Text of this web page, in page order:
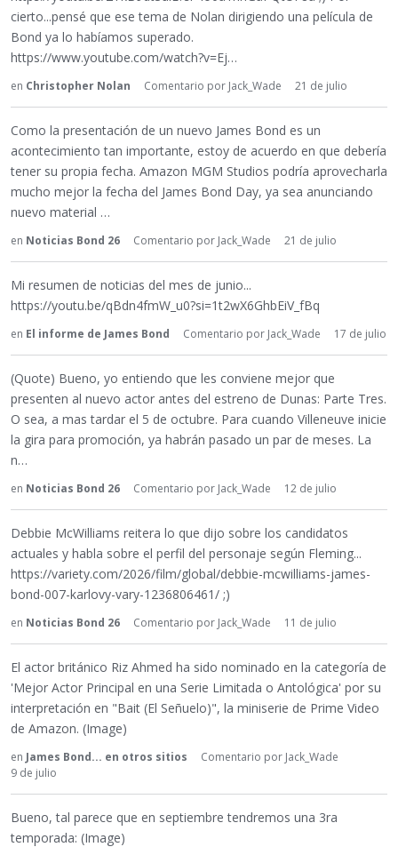
cierto...pensé que ese tema de Nolan dirigiendo una película de
Bond ya lo habíamos superado.
https://www.youtube.com/watch?v=Ej…
en Christopher Nolan Comentario por Jack_Wade 21 de julio
Como la presentación de un nuevo James Bond es un
acontecimiento tan importante, estoy de acuerdo en que debería
tener su propia fecha. Amazon MGM Studios podría aprovecharla
mucho mejor la fecha del James Bond Day, ya sea anunciando
nuevo material …
en Noticias Bond 26 Comentario por Jack_Wade 21 de julio
Mi resumen de noticias del mes de junio...
https://youtu.be/qBdn4fmW_u0?si=1t2wX6GhbEiV_fBq
en El informe de James Bond Comentario por Jack_Wade 17 de julio
(Quote) Bueno, yo entiendo que les conviene mejor que
presenten al nuevo actor antes del estreno de Dunas: Parte Tres.
O sea, a mas tardar el 5 de octubre. Para cuando Villeneuve inicie
la gira para promoción, ya habrán pasado un par de meses. La
n…
en Noticias Bond 26 Comentario por Jack_Wade 12 de julio
Debbie McWilliams reitera lo que dijo sobre los candidatos
actuales y habla sobre el perfil del personaje según Fleming...
https://variety.com/2026/film/global/debbie-mcwilliams-james-
bond-007-karlovy-vary-1236806461/ ;)
en Noticias Bond 26 Comentario por Jack_Wade 11 de julio
El actor británico Riz Ahmed ha sido nominado en la categoría de
'Mejor Actor Principal en una Serie Limitada o Antológica' por su
interpretación en "Bait (El Señuelo)", la miniserie de Prime Video
de Amazon. (Image)
en James Bond... en otros sitios Comentario por Jack_Wade
9 de julio
Bueno, tal parece que en septiembre tendremos una 3ra
temporada: (Image)